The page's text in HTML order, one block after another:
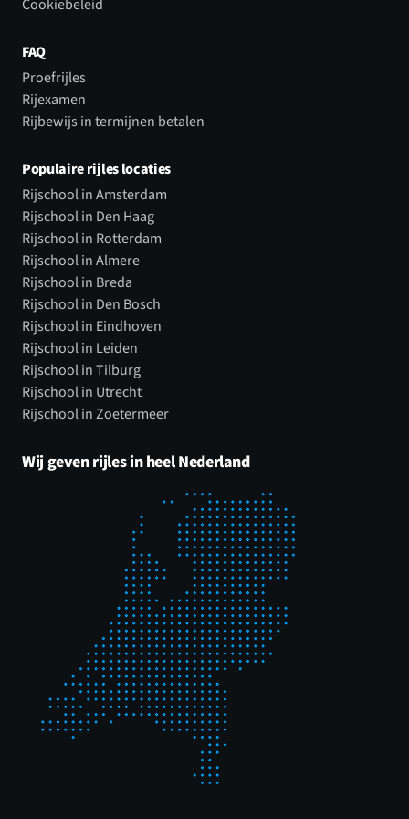
Cookiebeleid
FAQ
Proefrijles
Rijexamen
Rijbewijs in termijnen betalen
Populaire rijles locaties
Rijschool in Amsterdam
Rijschool in Den Haag
Rijschool in Rotterdam
Rijschool in Almere
Rijschool in Breda
Rijschool in Den Bosch
Rijschool in Eindhoven
Rijschool in Leiden
Rijschool in Tilburg
Rijschool in Utrecht
Rijschool in Zoetermeer
Wij geven rijles in heel Nederland